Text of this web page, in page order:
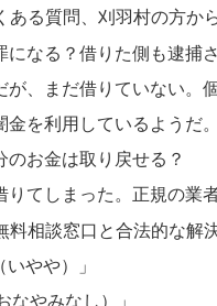
ある質問、刈羽村の方か
なる？借りた側も逮捕
、まだ借りていない。
を利用しているようだ
お金は取り戻せる？
てしまった。正規の業
料相談窓口と合法的な解
やや）」
やみなし）」